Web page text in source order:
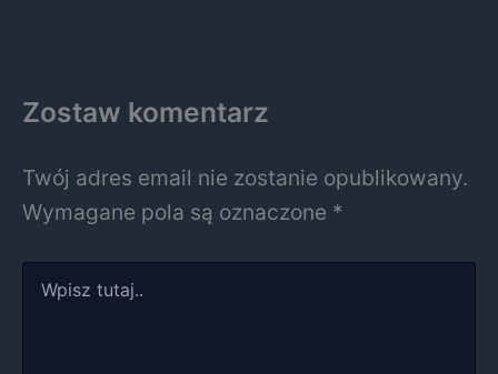
Zostaw komentarz
Twój adres email nie zostanie opublikowany.
Wymagane pola są oznaczone *
tutaj..